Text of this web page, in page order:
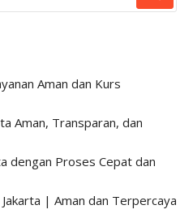
Aman dan Kurs
Aman, Transparan, dan
dengan Proses Cepat dan
| Aman dan Terpercaya